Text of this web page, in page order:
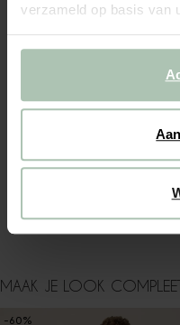
verzameld op basis van
Oranje reversible teddy jas van
ALLES OVER DIT PRODUCT
MAAK JE LOOK COMPLEET
-60%